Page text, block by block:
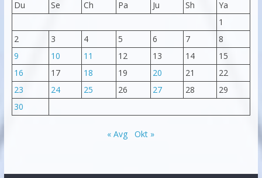
Du Se Ch Pa Ju Sh
Ya
1
2
3 4 5 6 7
8
9
10 11 12 13 14
15
16
17 18 19 20 21
22
23
24 25 26 27 28
29
30
« Avg Okt »